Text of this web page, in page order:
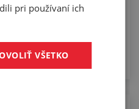
pri používaní ich
VŠETKO